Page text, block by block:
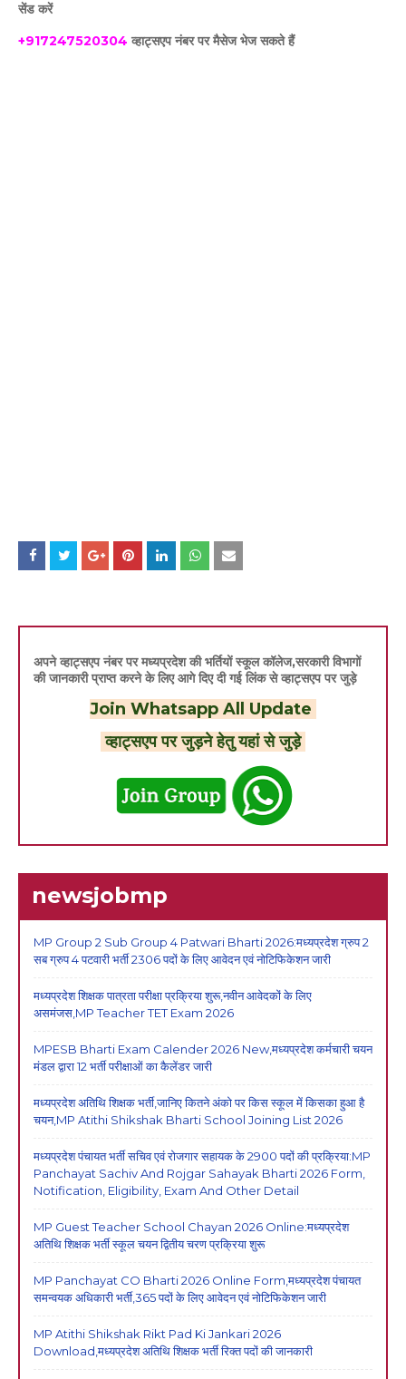
सेंड करें
+917247520304 व्हाट्सएप नंबर पर मैसेज भेज सकते हैं
अपने व्हाट्सएप नंबर पर मध्यप्रदेश की भर्तियों स्कूल कॉलेज,सरकारी विभागों
की जानकारी प्राप्त करने के लिए आगे दिए दी गई लिंक से व्हाट्सएप पर जुड़े
Join Whatsapp All Update
व्हाट्सएप पर जुड़ने हेतु यहां से जुड़े
newsjobmp
MP Group 2 Sub Group 4 Patwari Bharti 2026:मध्यप्रदेश ग्रुप 2
सब ग्रुप 4 पटवारी भर्ती 2306 पदों के लिए आवेदन एवं नोटिफिकेशन जारी
मध्यप्रदेश शिक्षक पात्रता परीक्षा प्रक्रिया शुरू,नवीन आवेदकों के लिए
असमंजस,MP Teacher TET Exam 2026
MPESB Bharti Exam Calender 2026 New,मध्यप्रदेश कर्मचारी चयन
मंडल द्वारा 12 भर्ती परीक्षाओं का कैलेंडर जारी
मध्यप्रदेश अतिथि शिक्षक भर्ती,जानिए कितने अंको पर किस स्कूल में किसका हुआ है
चयन,MP Atithi Shikshak Bharti School Joining List 2026
मध्यप्रदेश पंचायत भर्ती सचिव एवं रोजगार सहायक के 2900 पदों की प्रक्रिया:MP
Panchayat Sachiv And Rojgar Sahayak Bharti 2026 Form,
Notification, Eligibility, Exam And Other Detail
MP Guest Teacher School Chayan 2026 Online:मध्यप्रदेश
अतिथि शिक्षक भर्ती स्कूल चयन द्वितीय चरण प्रक्रिया शुरू
MP Panchayat CO Bharti 2026 Online Form,मध्यप्रदेश पंचायत
समन्वयक अधिकारी भर्ती,365 पदों के लिए आवेदन एवं नोटिफिकेशन जारी
MP Atithi Shikshak Rikt Pad Ki Jankari 2026
Download,मध्यप्रदेश अतिथि शिक्षक भर्ती रिक्त पदों की जानकारी